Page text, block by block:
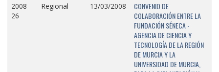
2008-
26
Regional 13/03/2008
CONVENIO DE
COLABORACIÓN ENTRE LA
FUNDACIÓN SÉNECA -
AGENCIA DE CIENCIA Y
TECNOLOGÍA DE LA REGIÓN
DE MURCIA Y LA
UNIVERSIDAD DE MURCIA,